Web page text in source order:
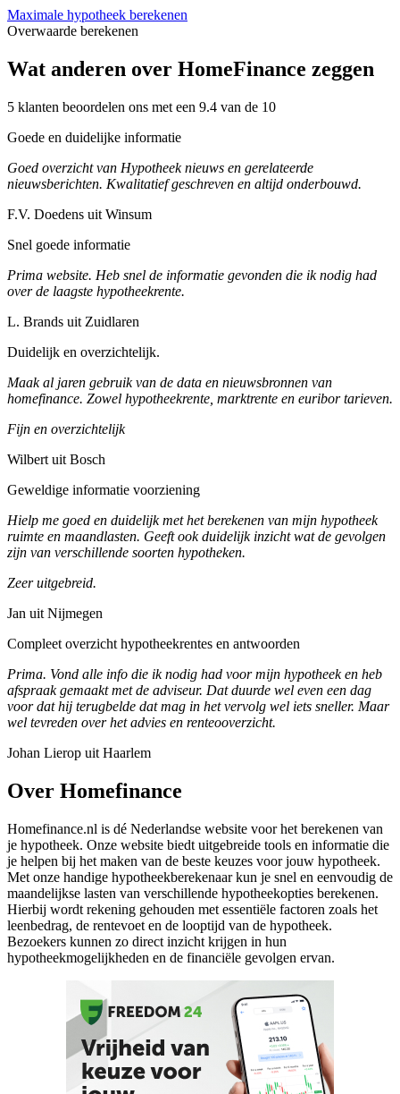
Maximale hypotheek berekenen
Overwaarde berekenen
Wat anderen over HomeFinance zeggen
5 klanten beoordelen ons met een 9.4 van de 10
Goede en duidelijke informatie
Goed overzicht van Hypotheek nieuws en gerelateerde
nieuwsberichten. Kwalitatief geschreven en altijd onderbouwd.
F.V. Doedens uit Winsum
Snel goede informatie
Prima website. Heb snel de informatie gevonden die ik nodig had
over de laagste hypotheekrente.
L. Brands uit Zuidlaren
Duidelijk en overzichtelijk.
Maak al jaren gebruik van de data en nieuwsbronnen van
homefinance. Zowel hypotheekrente, marktrente en euribor tarieven.
Fijn en overzichtelijk
Wilbert uit Bosch
Geweldige informatie voorziening
Hielp me goed en duidelijk met het berekenen van mijn hypotheek
ruimte en maandlasten. Geeft ook duidelijk inzicht wat de gevolgen
zijn van verschillende soorten hypotheken.
Zeer uitgebreid.
Jan uit Nijmegen
Compleet overzicht hypotheekrentes en antwoorden
Prima. Vond alle info die ik nodig had voor mijn hypotheek en heb
afspraak gemaakt met de adviseur. Dat duurde wel even een dag
voor dat hij terugbelde dat mag in het vervolg wel iets sneller. Maar
wel tevreden over het advies en renteooverzicht.
Johan Lierop uit Haarlem
Over Homefinance
Homefinance.nl is dé Nederlandse website voor het berekenen van
je hypotheek. Onze website biedt uitgebreide tools en informatie die
je helpen bij het maken van de beste keuzes voor jouw hypotheek.
Met onze handige hypotheekberekenaar kun je snel en eenvoudig de
maandelijkse lasten van verschillende hypotheekopties berekenen.
Hierbij wordt rekening gehouden met essentiële factoren zoals het
leenbedrag, de rentevoet en de looptijd van de hypotheek.
Bezoekers kunnen zo direct inzicht krijgen in hun
hypotheekmogelijkheden en de financiële gevolgen ervan.